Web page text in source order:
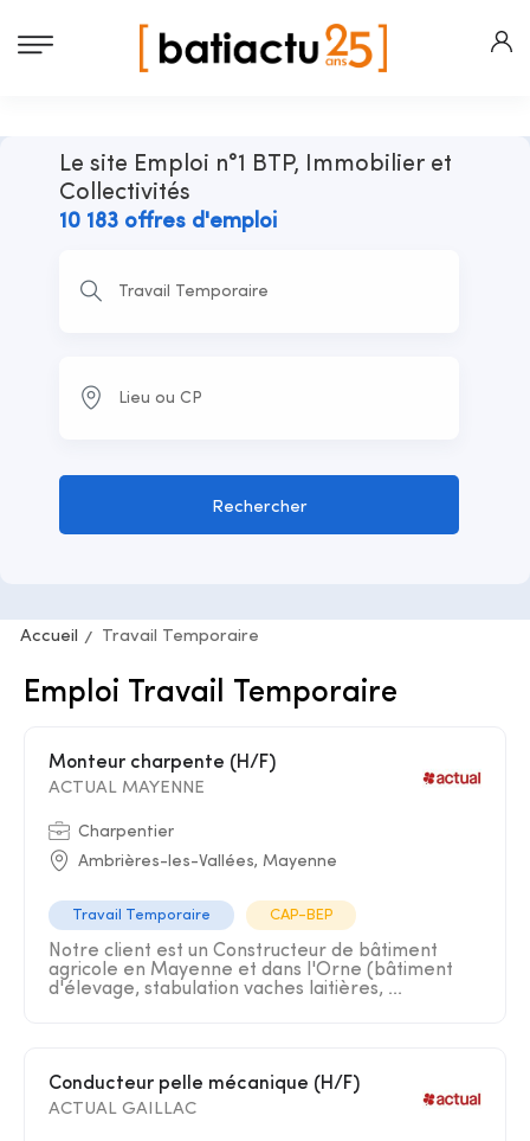
Le site Emploi n°1 BTP, Immobilier et
Collectivités
10 183 offres d'emploi
Rechercher
Accueil Travail Temporaire
Emploi Travail Temporaire
Monteur charpente (H/F)
ACTUAL MAYENNE
Charpentier
Ambrières-les-Vallées, Mayenne
Travail Temporaire CAP-BEP
Notre client est un Constructeur de bâtiment
agricole en Mayenne et dans l'Orne (bâtiment
d'élevage, stabulation vaches laitières, ...
Conducteur pelle mécanique (H/F)
ACTUAL GAILLAC